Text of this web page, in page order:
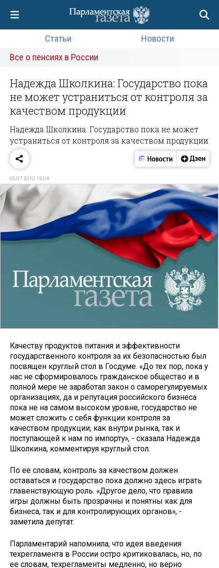
Статьи
Новости
Все о пенсиях в России
Надежда Школкина: Государство пока
не может устраниться от контроля за
качеством продукции
Надежда Школкина: Государство пока не может
устраниться от контроля за качеством продукции
05.07.2012 15:04
Качеству продуктов питания и эффективности
государственного контроля за их безопасностью был
посвящен круглый стол в Госдуме. «До тех пор, пока у
нас не сформировалось гражданское общество и в
полной мере не заработал закон о саморегулируемых
организациях, да и репутация российского бизнеса
пока не на самом высоком уровне, государство не
может сложить с себя функции контроля за
качеством продукции, как внутри рынка, так и
поступающей к нам по импорту», - сказала Надежда
Школкина, комментируя круглый стол.
По ее словам, контроль за качеством должен
оставаться и государство пока должно здесь играть
главенствующую роль. «Другое дело, что правила
игры должны быть прозрачны и понятны как для
бизнеса, так и для контролирующих органов», -
заметила депутат.
Парламентарий напомнила, что идея введения
техрегламента в России остро критиковалась, но, по
ее словам, техрегламенты медленно, но верно